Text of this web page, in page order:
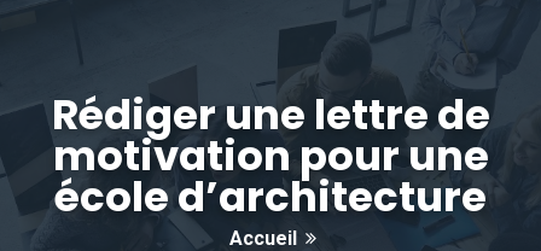
Rédiger une lettre de
motivation pour une
école d’architecture
Accueil